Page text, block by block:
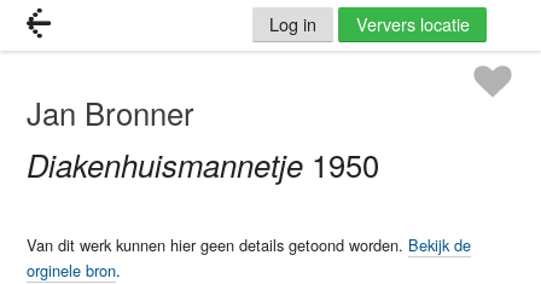
Log in Ververs locatie
Jan Bronner
Diakenhuismannetje 1950
Van dit werk kunnen hier geen details getoond worden. Bekijk de
orginele bron.